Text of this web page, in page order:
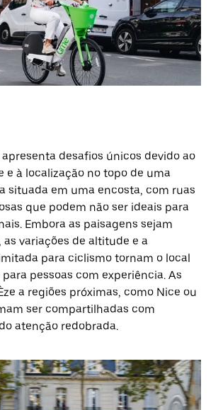
apresenta desafios únicos devido ao
e à localização no topo de uma
situada em uma encosta, com ruas
que podem não ser ideais para
Embora as paisagens sejam
variações de altitude e a
para ciclismo tornam o local
pessoas com experiência. As
a regiões próximas, como Nice ou
ser compartilhadas com
atenção redobrada.